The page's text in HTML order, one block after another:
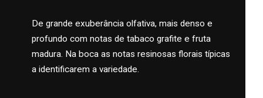
De grande exuberância olfativa, mais denso e
profundo com notas de tabaco grafite e fruta
madura. Na boca as notas resinosas florais típicas
a identificarem a variedade.